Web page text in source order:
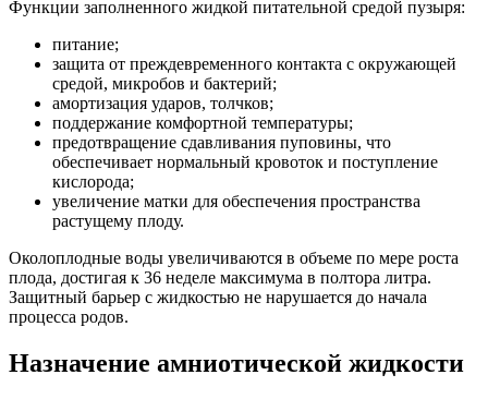
Функции заполненного жидкой питательной средой пузыря:
питание;
защита от преждевременного контакта с окружающей
средой, микробов и бактерий;
амортизация ударов, толчков;
поддержание комфортной температуры;
предотвращение сдавливания пуповины, что
обеспечивает нормальный кровоток и поступление
кислорода;
увеличение матки для обеспечения пространства
растущему плоду.
Околоплодные воды увеличиваются в объеме по мере роста
плода, достигая к 36 неделе максимума в полтора литра.
Защитный барьер с жидкостью не нарушается до начала
процесса родов.
Назначение амниотической жидкости